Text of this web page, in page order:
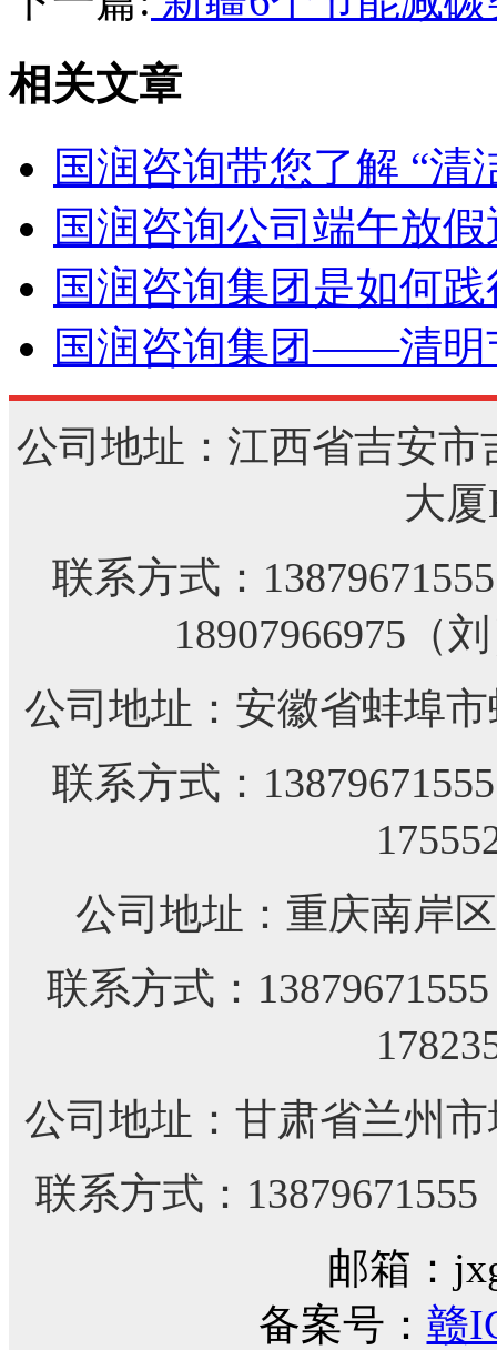
相关文章
国润咨询带您了解 “清
国润咨询公司端午放
国润咨询集团是如何
国润咨询集团——清明
公司地址：江西省吉安
大厦
联系方式：
18907966975（
公司地址：安徽省蚌埠
联系方式：
公司地址：重庆南岸
联系方式：
公司地址：甘肃省兰州
联系方式：
邮箱：
备案号： 赣